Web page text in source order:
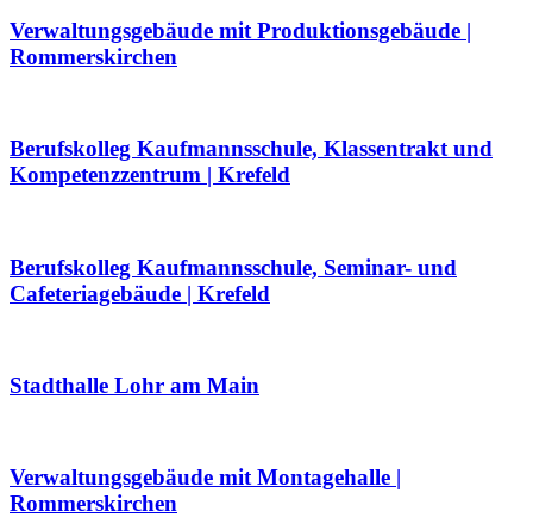
Verwaltungsgebäude mit Produktionsgebäude |
Rommerskirchen
Berufskolleg Kaufmannsschule, Klassentrakt und
Kompetenzzentrum | Krefeld
Berufskolleg Kaufmannsschule, Seminar- und
Cafeteriagebäude | Krefeld
Stadthalle Lohr am Main
Verwaltungsgebäude mit Montagehalle |
Rommerskirchen